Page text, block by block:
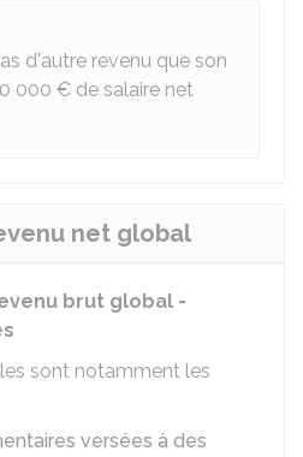
d'autre revenu que son
000 € de salaire net
net global
brut global -
sont notamment les
versées à des